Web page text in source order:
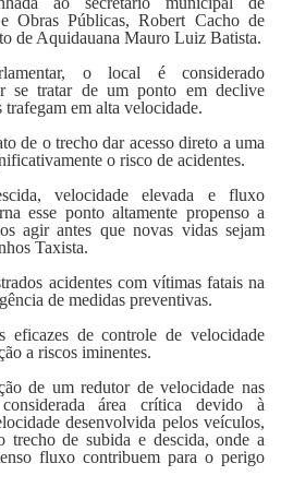
Obras Públicas, Robert Cacho de
de Aquidauana Mauro Luiz Batista.
o local é considerado
se tratar de um ponto em declive
em alta velocidade.
de o trecho dar acesso direto a uma
o risco de acidentes.
velocidade elevada e fluxo
esse ponto altamente propenso a
agir antes que novas vidas sejam
Taxista.
acidentes com vítimas fatais na
de medidas preventivas.
eficazes de controle de velocidade
a riscos iminentes.
de um redutor de velocidade nas
área crítica devido à
desenvolvida pelos veículos,
trecho de subida e descida, onde a
fluxo contribuem para o perigo